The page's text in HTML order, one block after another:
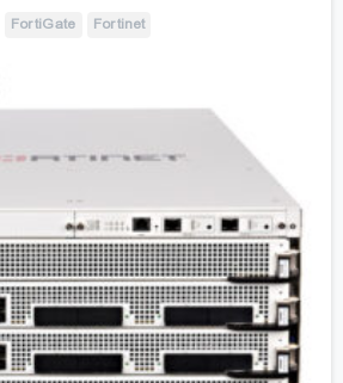
Fortinet
FortiGate